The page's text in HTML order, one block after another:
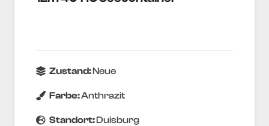
Zustand:Neue
Farbe:Anthrazit
Standort:Duisburg